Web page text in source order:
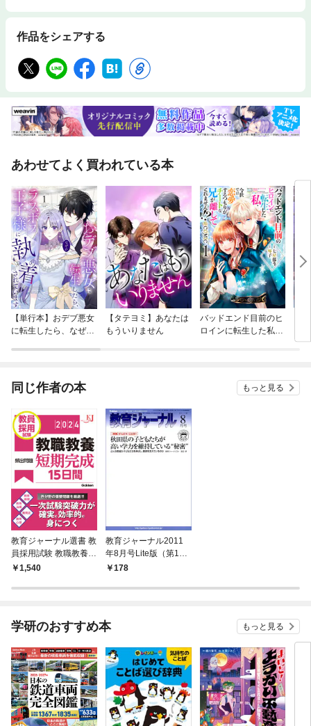
作品をシェアする
あわせてよく買われている本
【単行本】おデブ悪女
に転生したら、なぜか
【タテヨミ】あなたは
もういりません
バッドエンド目前のヒ
ロインに転生した私、
同じ作者の本 もっと見る
教育ジャーナル選書 教
員採用試験 教職教養頻
出問題短期完成15日間
1,540
教育ジャーナル2011
年8月号Lite版（第1特
集）178
学研のおすすめ本 もっと見る